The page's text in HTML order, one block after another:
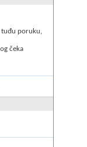
tuđu poruku,
čeka